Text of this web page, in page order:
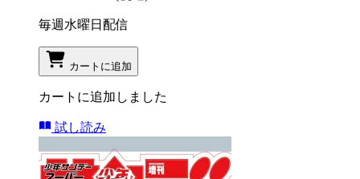
毎週水曜日配信
カートに追加
カートに追加しました
試し読み